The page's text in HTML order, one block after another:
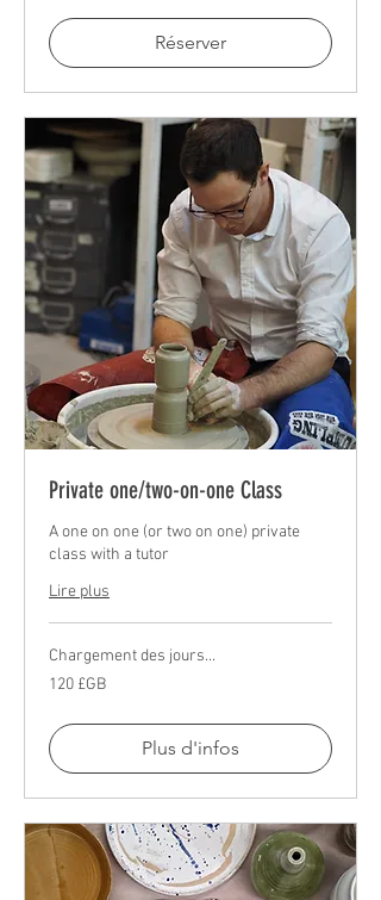
Réserver
Private one/two-on-one Class
A one on one (or two on one) private
class with a tutor
Lire plus
Chargement des jours...
120
livres
120 £GB
Plus d'infos